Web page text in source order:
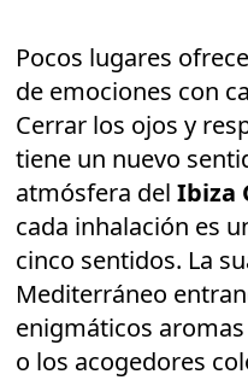
Pocos lugares
de emociones con
Cerrar los ojos y
tiene un nuevo
atmósfera delIbiza
cada inhalación es
cinco sentidos. La
Mediterráneo
enigmáticos
o los acogedores